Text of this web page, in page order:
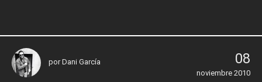
porDani García 08
noviembre 2010